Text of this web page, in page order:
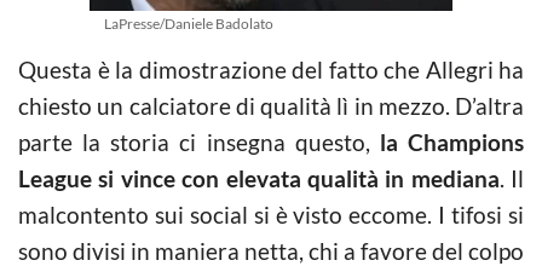
LaPresse/Daniele Badolato
Questa è la dimostrazione del fatto che Allegri ha
chiesto un calciatore di qualità lì in mezzo. D’altra
parte la storia ci insegna questo, la Champions
League si vince con elevata qualità in mediana. Il
malcontento sui social si è visto eccome. I tifosi si
sono divisi in maniera netta, chi a favore del colpo